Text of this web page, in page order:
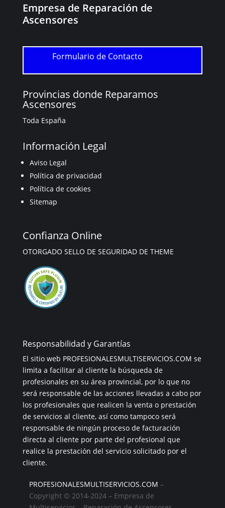
Empresa de Reparación de
Ascensores
Formulario de Contacto
Provincias donde Reparamos
Ascensores
Toda España
Información Legal
Aviso Legal
Política de privacidad
Política de cookies
Sitemap
Confianza Online
OTORGADO SELLO DE SEGURIDAD DE THEME
Responsabilidad y Garantías
El sitio web PROFESIONALESMULTISERVICIOS.COM se
limita a facilitar al cliente la búsqueda de
profesionales en su área provincial, por lo que no
será responsable de las acciones llevadas a cabo por
los profesionales que realicen la venta o prestación
de servicios al cliente, así como tampoco será
responsable de ningún proceso de facturación
directa al cliente por parte del profesional que
realice la prestación del servicio solicitado por el
cliente.
PROFESIONALESMULTISERVICIOS.COM –
Copyright © 2014-2024 – Empresa de